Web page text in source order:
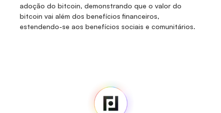
adoção do bitcoin, demonstrando que o valor do
bitcoin vai além dos benefícios financeiros,
estendendo-se aos benefícios sociais e comunitários.
Sala de imprensa
Código-fonte